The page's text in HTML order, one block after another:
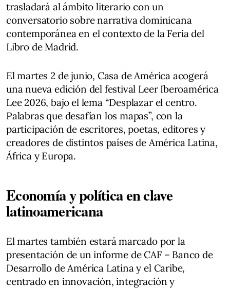
trasladará al ámbito literario con un
conversatorio sobre narrativa dominicana
contemporánea en el contexto de la Feria del
Libro de Madrid.
El martes 2 de junio, Casa de América acogerá
una nueva edición del festival Leer Iberoamérica
Lee 2026, bajo el lema “Desplazar el centro.
Palabras que desafían los mapas”, con la
participación de escritores, poetas, editores y
creadores de distintos países de América Latina,
África y Europa.
Economía y política en clave
latinoamericana
El martes también estará marcado por la
presentación de un informe de CAF – Banco de
Desarrollo de América Latina y el Caribe,
centrado en innovación, integración y